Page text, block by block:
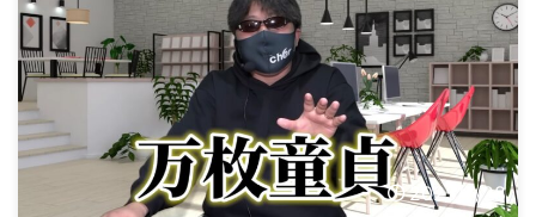
2025/7/28